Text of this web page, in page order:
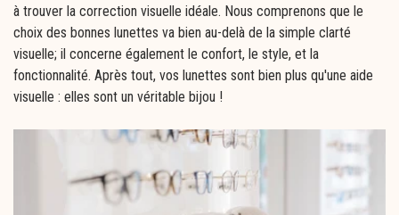
à trouver la correction visuelle idéale. Nous comprenons que le
choix des bonnes lunettes va bien au-delà de la simple clarté
visuelle; il concerne également le confort, le style, et la
fonctionnalité. Après tout, vos lunettes sont bien plus qu'une aide
visuelle : elles sont un véritable bijou !